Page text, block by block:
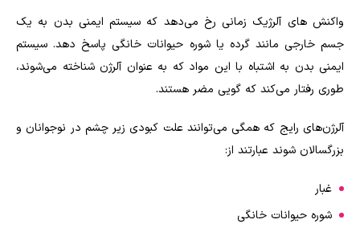
واکنش های آلرژیک زمانی رخ می‌دهد که سیستم ایمنی بدن به یک
جسم خارجی مانند گرده یا شوره حیوانات خانگی پاسخ دهد. سیستم
ایمنی بدن به اشتباه با این مواد که به عنوان آلرژن شناخته می‌شوند،
طوری رفتار می‌کند که گویی مضر هستند.
آلرژن‌های رایج که همگی می‌توانند علت کبودی زیر چشم در نوجوانان و
بزرگسالان شوند عبارتند از:
غبار
شوره حیوانات خانگی